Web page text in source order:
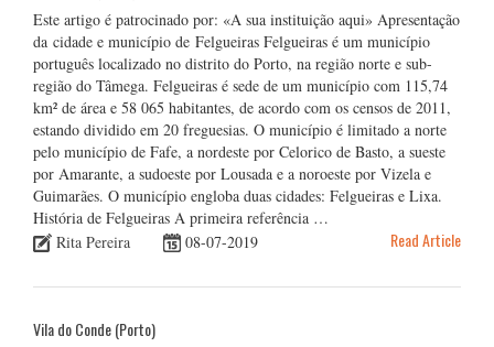
Este artigo é patrocinado por: «A sua instituição aqui» Apresentação
da cidade e município de Felgueiras Felgueiras é um município
português localizado no distrito do Porto, na região norte e sub-
região do Tâmega. Felgueiras é sede de um município com 115,74
km² de área e 58 065 habitantes, de acordo com os censos de 2011,
estando dividido em 20 freguesias. O município é limitado a norte
pelo município de Fafe, a nordeste por Celorico de Basto, a sueste
por Amarante, a sudoeste por Lousada e a noroeste por Vizela e
Guimarães. O município engloba duas cidades: Felgueiras e Lixa.
História de Felgueiras A primeira referência …
Rita Pereira
08-07-2019 Read Article
Vila do Conde (Porto)